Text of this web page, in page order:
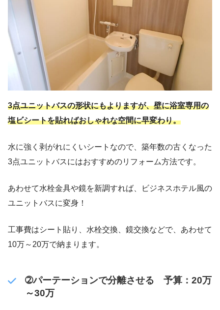
3点ユニットバスの形状にもよりますが、壁に浴室専用の
塩ビシートを貼ればおしゃれな空間に早変わり。
水に強く剥がれにくいシートなので、築年数の古くなった
3点ユニットバスにはおすすめのリフォーム方法です。
あわせて水栓金具や鏡を新調すれば、ビジネスホテル風の
ユニットバスに変身！
工事費はシート貼り、水栓交換、鏡交換などで、あわせて
10万～20万で納まります。
➁パーテーションで分離させる 予算：20万
～30万